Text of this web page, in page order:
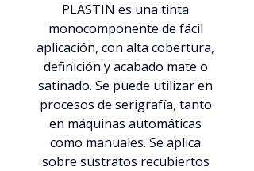
PLASTIN es una tinta
monocomponente de fácil
aplicación, con alta cobertura,
definición y acabado mate o
satinado. Se puede utilizar en
procesos de serigrafía, tanto
en máquinas automáticas
como manuales. Se aplica
sobre sustratos recubiertos